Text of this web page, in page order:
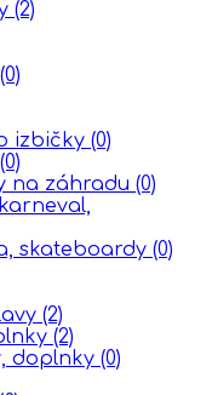
(2)
(0)
izbičky (0)
(0)
na záhradu (0)
skateboardy (0)
(2)
(2)
doplnky (0)